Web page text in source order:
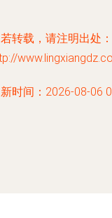
转载，请注明出处：
时间：2026-08-06